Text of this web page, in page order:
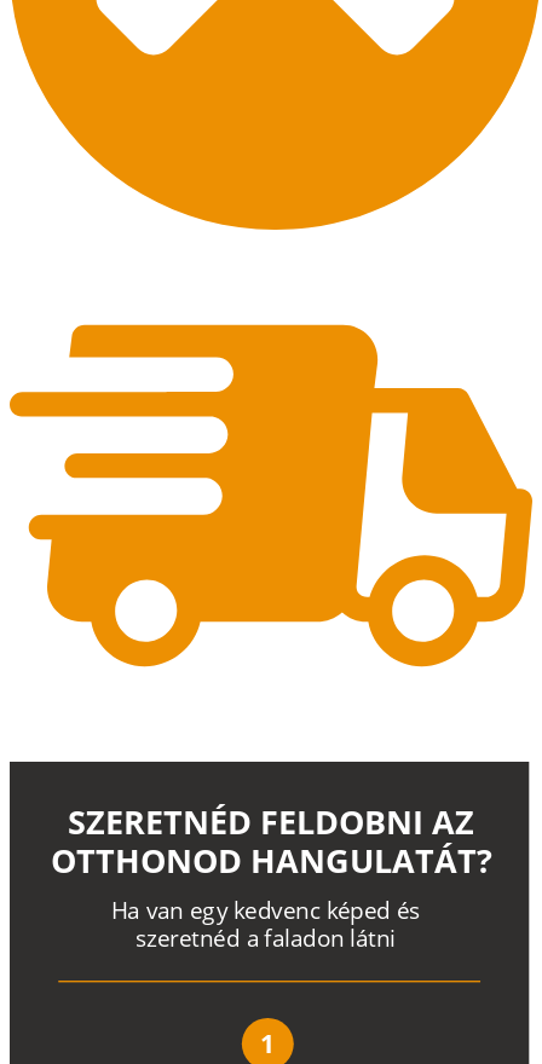
Ha van egy kedvenc képed és
szeretnéd a faladon látni
SZERETNÉD FELDOBNI AZ
OTTHONOD HANGULATÁT?
1